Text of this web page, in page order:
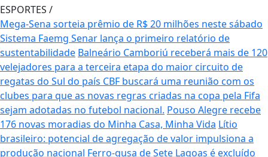
ESPORTES /
Mega-Sena sorteia prêmio de R$ 20 milhões neste sábado
Sistema Faemg Senar lança o primeiro relatório de
sustentabilidade Balneário Camboriú receberá mais de 120
velejadores para a terceira etapa do maior circuito de
regatas do Sul do país CBF buscará uma reunião com os
clubes para que as novas regras criadas na copa pela Fifa
sejam adotadas no futebol nacional. Pouso Alegre recebe
176 novas moradias do Minha Casa, Minha Vida Lítio
brasileiro: potencial de agregação de valor impulsiona a
produção nacional Ferro-gusa de Sete Lagoas é excluído